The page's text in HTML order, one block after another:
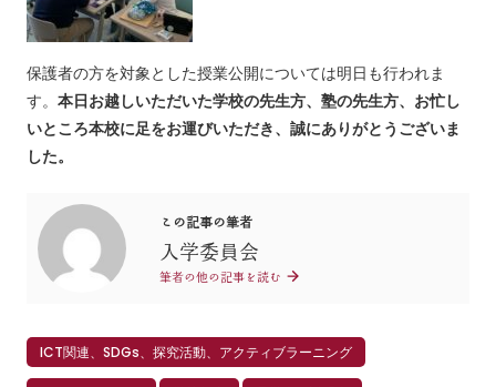
保護者の方を対象とした授業公開については明日も行われま
す。 本日お越しいただいた学校の先生方、塾の先生方、お忙し
いところ本校に足をお運びいただき、誠にありがとうございま
した。
この記事の筆者
入学委員会
筆者の他の記事を読む
ICT関連、SDGs、探究活動、アクティブラーニング